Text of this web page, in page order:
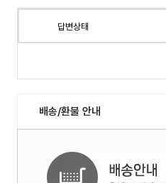
답변상태
배송/환불 안내